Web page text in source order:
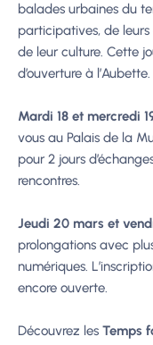
balades urbaines du
participatives, de
de leur culture. Cette
d’ouverture à l’Aubette.
Mardi 18 et mercredi
vous au Palais de la
pour 2 jours
rencontres.
Jeudi 20 mars et
prolongations avec
numériques.
encore ouverte.
Découvrez les Temps